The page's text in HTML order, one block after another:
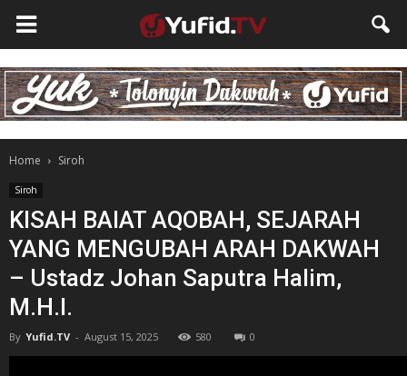
Home Siroh
Siroh
KISAH BAIAT AQOBAH, SEJARAH
YANG MENGUBAH ARAH DAKWAH
– Ustadz Johan Saputra Halim,
M.H.I.
By Yufid.TV - August 15, 2025 580 0